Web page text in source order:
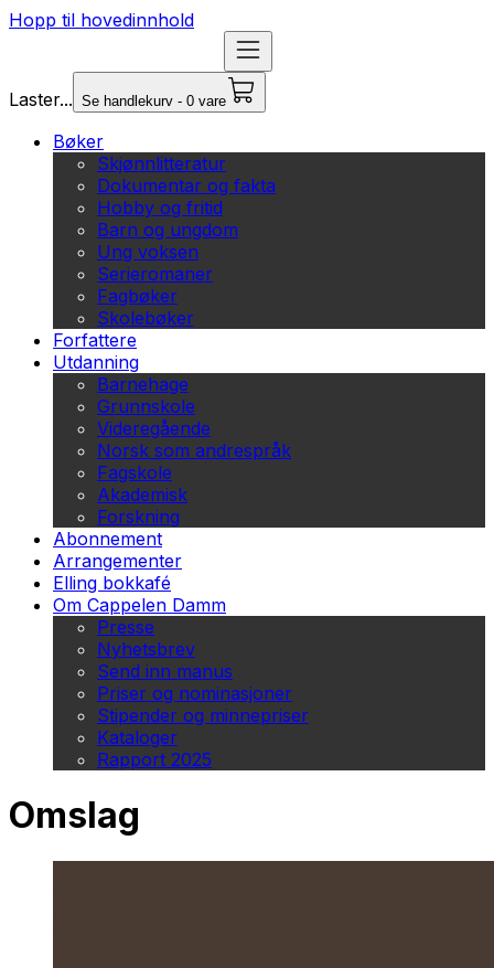
Hopp til hovedinnhold
Laster... Se handlekurv - 0 vare
Bøker
Skjønnlitteratur
Dokumentar og fakta
Hobby og fritid
Barn og ungdom
Ung voksen
Serieromaner
Fagbøker
Skolebøker
Forfattere
Utdanning
Barnehage
Grunnskole
Videregående
Norsk som andrespråk
Fagskole
Akademisk
Forskning
Abonnement
Arrangementer
Elling bokkafé
Om Cappelen Damm
Presse
Nyhetsbrev
Send inn manus
Priser og nominasjoner
Stipender og minnepriser
Kataloger
Rapport 2025
Omslag